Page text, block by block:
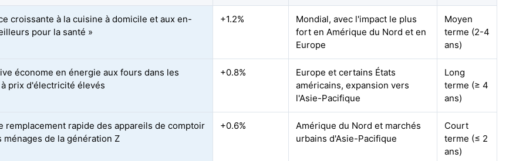
croissante à la cuisine à domicile et aux en-
pour la santé »
+1.2%
Mondial, avec l'impact le plus
fort en Amérique du Nord et en
Europe
Moyen
terme (2-4
ans)
économe en énergie aux fours dans les
prix d'électricité élevés
+0.8%
Europe et certains États
américains, expansion vers
l'Asie-Pacifique
Long
terme (≥ 4
ans)
remplacement rapide des appareils de comptoir
ménages de la génération Z
+0.6%
Amérique du Nord et marchés
urbains d'Asie-Pacifique
Court
terme (≤ 2
ans)